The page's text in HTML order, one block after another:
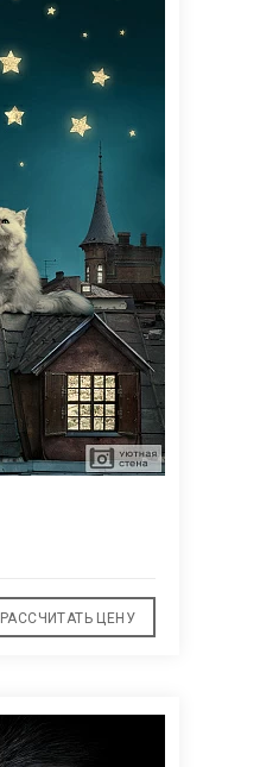
РАССЧИТАТЬ ЦЕНУ